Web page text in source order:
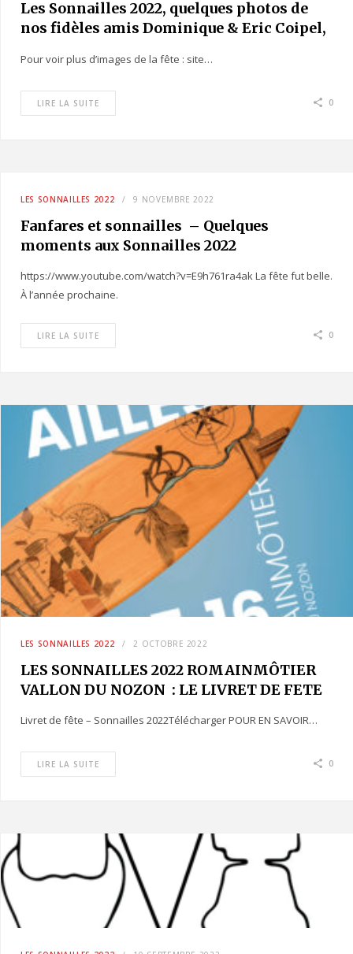
Les Sonnailles 2022, quelques photos de
nos fidèles amis Dominique & Eric Coipel,
Pour voir plus d’images de la fête : site…
LIRE LA SUITE 0
LES SONNAILLES 2022 9 NOVEMBRE 2022
Fanfares et sonnailles – Quelques
moments aux Sonnailles 2022
https://www.youtube.com/watch?v=E9h761ra4ak La fête fut belle.
À l’année prochaine.
LIRE LA SUITE 0
LES SONNAILLES 2022 2 OCTOBRE 2022
LES SONNAILLES 2022 ROMAINMÔTIER
VALLON DU NOZON : LE LIVRET DE FETE
Livret de fête – Sonnailles 2022Télécharger POUR EN SAVOIR…
LIRE LA SUITE 0